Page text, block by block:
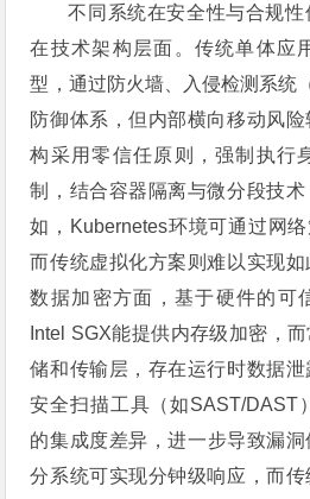
不同系统在安全性与合规
在技术架构层面。传统单体应
型，通过防火墙、入侵检测系统
防御体系，但内部横向移动风
构采用零信任原则，强制执行
制，结合容器隔离与微分段技
如，Kubernetes环境可通过网
而传统虚拟化方案则难以实现
数据加密方面，基于硬件的可
Intel SGX能提供内存级加密，
储和传输层，存在运行时数据
安全扫描工具（如SAST/DAST
的集成度差异，进一步导致漏
分系统可实现分钟级响应，而